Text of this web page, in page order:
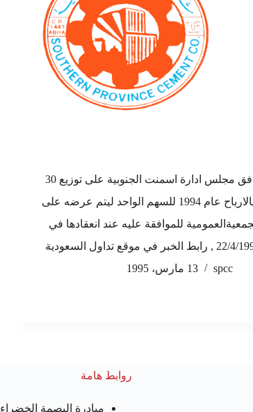
وافق مجلس ادارة اسمنت الجنوبية على توزيع 30
ريالارباح عام 1994 للسهم الواحد ليتم عرضه على
للموافقة عليه عند انعقادها في
رابط الخبر في موقع تداول السعودية
spcc
13 مارس، 1995
روابط هامة
مبادرة البصمة الخضراء